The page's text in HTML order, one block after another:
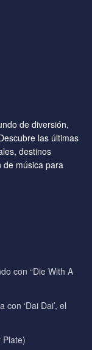
de diversión,
las últimas
destinos
música para
con “Die With A
‘Dai Dai’, el
Plate)